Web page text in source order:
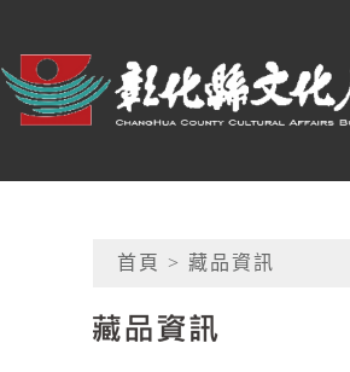
彰化縣文化局
網頁導覽
首頁 > 藏品資訊
藏品資訊